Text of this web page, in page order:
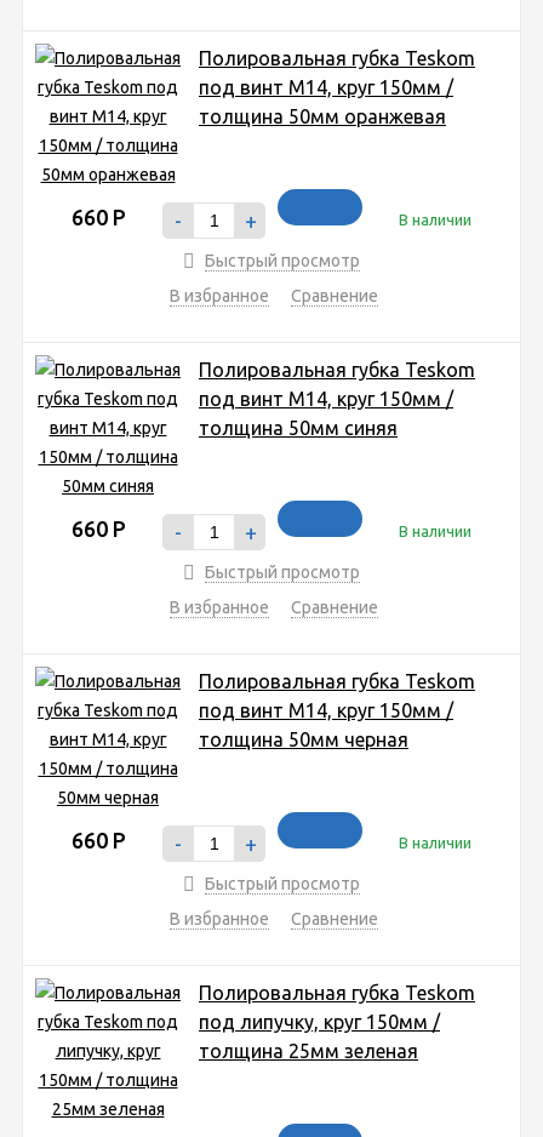
Полировальная губка Teskom
под винт М14, круг 150мм /
толщина 50мм оранжевая
660 Р - + В наличии
Быстрый просмотр
В избранное
Сравнение
Полировальная губка Teskom
под винт М14, круг 150мм /
толщина 50мм синяя
660 Р - + В наличии
Быстрый просмотр
В избранное
Сравнение
Полировальная губка Teskom
под винт М14, круг 150мм /
толщина 50мм черная
660 Р - + В наличии
Быстрый просмотр
В избранное
Сравнение
Полировальная губка Teskom
под липучку, круг 150мм /
толщина 25мм зеленая